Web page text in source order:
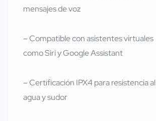
mensajes de voz
– Compatible con asistentes virtuales
como Siri y Google Assistant
– Certificación IPX4 para resistencia al
agua y sudor